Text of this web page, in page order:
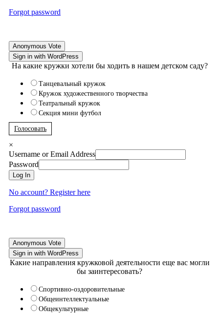
Forgot password
Anonymous Vote
Sign in with WordPress
На какие кружки хотели бы ходить в нашем детском саду?
Танцевальный кружок
Кружок художественного творчества
Театральный кружок
Секция мини футбол
Голосовать
×
Username or Email Address
Password
Log In
No account? Register here
Forgot password
Anonymous Vote
Sign in with WordPress
Какие направления кружковой деятельности еще вас могли
бы заинтересовать?
Спортивно-оздоровительные
Общеинтеллектуальные
Общекультурные